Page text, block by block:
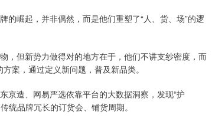
崛起，并非偶然，而是他们重塑了“人、货、场”的逻
，但新势力做得对的地方在于，他们不讲支纱密度，而
案，通过定义新问题，普及新品类。
京造、网易严选依靠平台的大数据洞察，发现“护
统品牌冗长的订货会、铺货周期。